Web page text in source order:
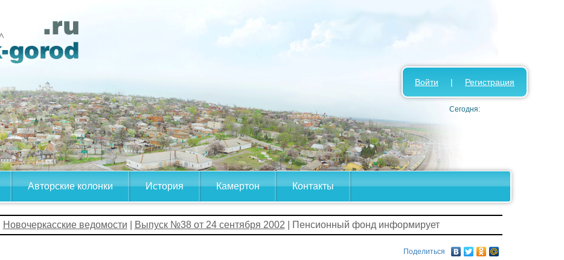
Авторские колонки История Камертон Контакты
Войти | Регистрация
Сегодня:
Новочеркасские ведомости Выпуск №38 от 24 сентября 2002 | Пенсионный фонд информирует
Поделиться